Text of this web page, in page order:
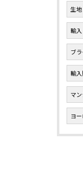
生地
輸入
ブ
輸
マ
ヨ